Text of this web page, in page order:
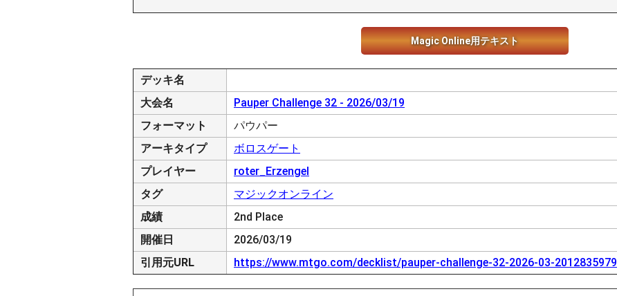
Magic Online用テキスト
デッキ名
大会名
Pauper Challenge 32 - 2026/03/19
フォーマット
パウパー
アーキタイプ
ボロスゲート
プレイヤー
roter_Erzengel
タグ
マジックオンライン
成績
2nd Place
開催日
2026/03/19
引用元URL
https://www.mtgo.com/decklist/pauper-challenge-32-2026-03-2012835979